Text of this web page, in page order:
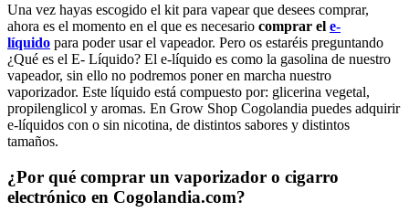
Una vez hayas escogido el kit para vapear que desees comprar,
ahora es el momento en el que es necesario comprar el e-
líquido para poder usar el vapeador. Pero os estaréis preguntando
¿Qué es el E- Líquido? El e-líquido es como la gasolina de nuestro
vapeador, sin ello no podremos poner en marcha nuestro
vaporizador. Este líquido está compuesto por: glicerina vegetal,
propilenglicol y aromas. En Grow Shop Cogolandia puedes adquirir
e-líquidos con o sin nicotina, de distintos sabores y distintos
tamaños.
¿Por qué comprar un vaporizador o cigarro
electrónico en Cogolandia.com?